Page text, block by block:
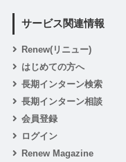
サービス関連情報
Renew(リニュー)
はじめての方へ
長期インターン検索
長期インターン相談
会員登録
ログイン
Renew Magazine